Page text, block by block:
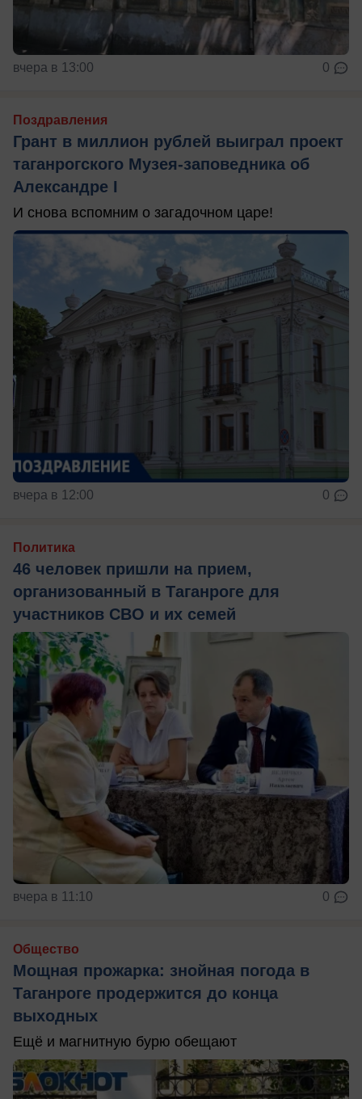
вчера в 13:00 0
Поздравления
Грант в миллион рублей выиграл проект
таганрогского Музея-заповедника об
Александре I
И снова вспомним о загадочном царе!
вчера в 12:00 0
Политика
46 человек пришли на прием,
организованный в Таганроге для
участников СВО и их семей
вчера в 11:10 0
Общество
Мощная прожарка: знойная погода в
Таганроге продержится до конца
выходных
Ещё и магнитную бурю обещают